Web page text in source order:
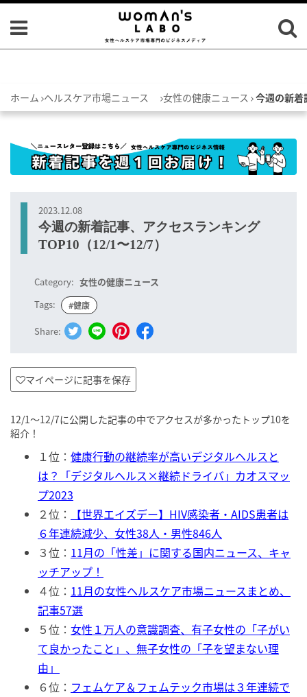
ホーム ヘルスケア市場ニュース 女性の健康ニュース 今週の新
2023.12.08
今週の新着記事、アクセスランキング
TOP10（12/1〜12/7）
Category: 女性の健康ニュース
Tags:
#健康
Share:
マイページに記事を保存
12/1〜12/7に公開した記事の中でアクセスが多かったトップ10を
紹介！
１位： 健康行動の継続率が高いデジタルヘルスと
は？「デジタルヘルス×継続ドライバ」カオスマッ
プ2023
２位：
【世界エイズデー】HIV感染者・AIDS患者は
６年連続減少、女性38人・男性846人
３位： 11月の「性差」に関する国内ニュース、キャ
ッチアップ！
４位： 11月の女性ヘルスケア市場ニュースまとめ、
記事57選
５位： 女性１万人の意識調査、有子女性の「子がい
て良かったこと」、無子女性の「子を望まない理
由」
６位： フェムケア＆フェムテック市場は３年連続で